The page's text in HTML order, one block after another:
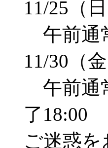
11/25（日
午前通
11/30（金
午前通
了18:00
ご迷惑